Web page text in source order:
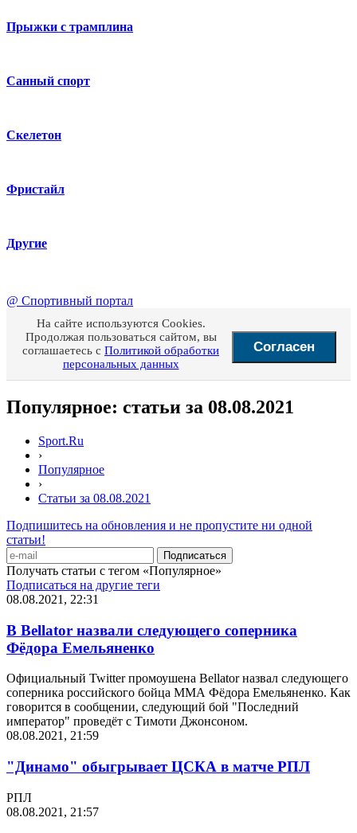
Прыжки с трамплина
Санный спорт
Скелетон
Фристайл
Другие
@ Спортивный портал
На сайте используются Cookies.
Продолжая пользоваться сайтом, вы
соглашаетесь с Политикой обработки
персональных данных
Согласен
Популярное: статьи за 08.08.2021
Sport.Ru
›
Популярное
›
Статьи за 08.08.2021
Подпишитесь на обновления и не пропустите ни одной
статьи!
Получать статьи с тегом «Популярное»
Подписаться на другие теги
08.08.2021, 22:31
В Bellator назвали следующего соперника
Фёдора Емельяненко
Официальный Twitter промоушена Bellator назвал следующего
соперника российского бойца ММА Фёдора Емельяненко. Как
говорится в сообщении, следующий бой "Последний
император" проведёт с Тимоти Джонсоном.
08.08.2021, 21:59
"Динамо" обыгрывает ЦСКА в матче РПЛ
РПЛ
08.08.2021, 21:57